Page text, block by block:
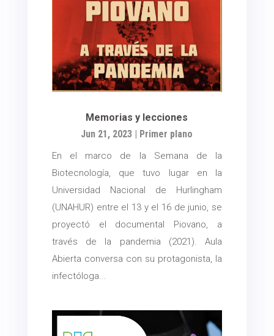
Memorias y lecciones
Jun 21, 2023 | Primer plano
En el marco de la Semana de la
Biotecnología, que tuvo lugar en la
Universidad Nacional de Hurlingham
(UNAHUR) entre el 13 y el 16 de junio, se
proyectó el documental Piovano, a
través de la pandemia (2021). Aula
Abierta conversa con su protagonista, la
infectóloga...